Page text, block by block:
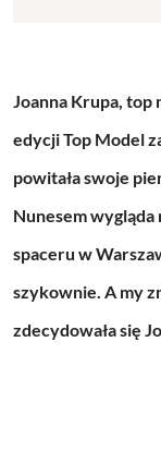
Joanna Krupa, top
edycji Top Model
powitała swoje
Nunesem
spaceru w
szykownie. A my
zdecydowała się